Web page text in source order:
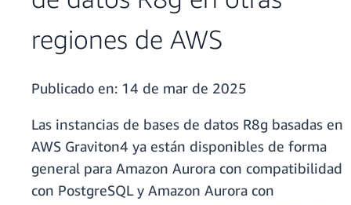
regiones de AWS
Publicado en: 14 de mar de 2025
Las instancias de bases de datos R8g basadas en
AWS Graviton4 ya están disponibles de forma
general para Amazon Aurora con compatibilidad
con PostgreSQL y Amazon Aurora con